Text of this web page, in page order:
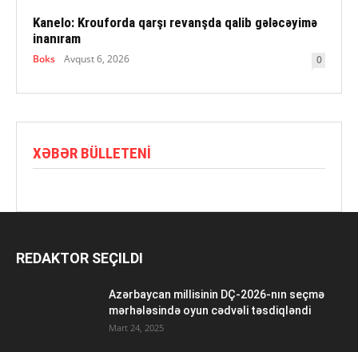
Kanelo: Krouforda qarşı revanşda qalib gələcəyimə
inanıram
Boks Avqust 6, 2026 0
XƏBƏR BÜLLETENI
REDAKTOR SEÇILDI
Azərbaycan millisinin DÇ-2026-nın seçmə
mərhələsində oyun cədvəli təsdiqləndi
Mart 24, 2025